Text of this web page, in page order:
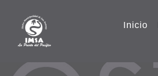
Inicio